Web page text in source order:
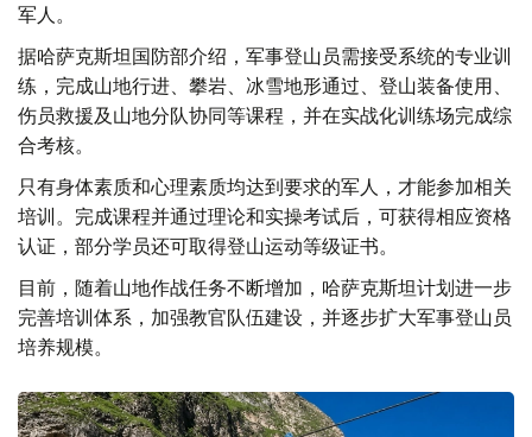
军人。
据哈萨克斯坦国防部介绍，军事登山员需接受系统的专业训
练，完成山地行进、攀岩、冰雪地形通过、登山装备使用、
伤员救援及山地分队协同等课程，并在实战化训练场完成综
合考核。
只有身体素质和心理素质均达到要求的军人，才能参加相关
培训。完成课程并通过理论和实操考试后，可获得相应资格
认证，部分学员还可取得登山运动等级证书。
目前，随着山地作战任务不断增加，哈萨克斯坦计划进一步
完善培训体系，加强教官队伍建设，并逐步扩大军事登山员
培养规模。